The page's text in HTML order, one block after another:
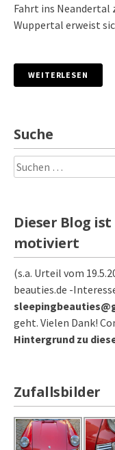
Fahrt ins Neandertal
Wuppertal erweist
WEITERLESEN
Suche
Suchen
nach:
Dieser Blog
motiviert
(s.a. Urteil vom
beauties.de -
geht. Vielen Dank!
Hintergrund zu
Zufallsbilder